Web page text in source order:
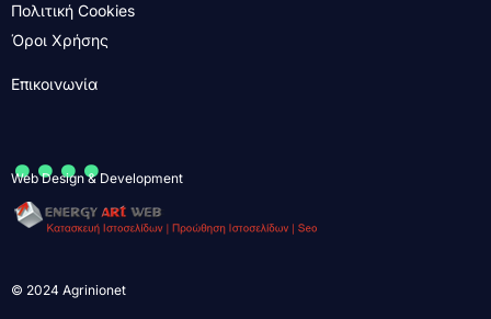
Πολιτική Cookies
Όροι Χρήσης
Επικοινωνία
....
Web Design & Development
© 2024 Agrinionet